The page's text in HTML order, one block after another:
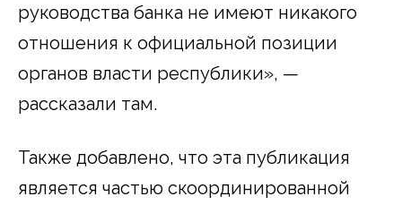
руководства банка не имеют никакого
отношения к официальной позиции
органов власти республики», —
рассказали там.
Также добавлено, что эта публикация
является частью скоординированной